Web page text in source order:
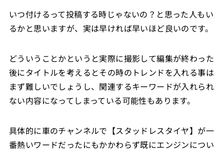
いつ付けるって投稿する時じゃないの？と思った人もい
るかと思いますが、実は早ければ早いほど良いのです。
どういうことかというと実際に撮影して編集が終わった
後にタイトルを考えるとその時のトレンドを入れる事は
まず難しいでしょうし、関連するキーワードが入れられ
ない内容になってしまっている可能性もあります。
具体的に車のチャンネルで【スタッドレスタイヤ】が一
番熱いワードだったにもかかわらず既にエンジンについ